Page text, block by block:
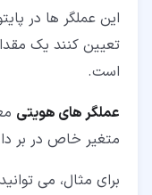
این عملگر ها در
تعیین کنند یک
است.
عملگر های هویتی
متغیر خاص در بر
برای مثال، می